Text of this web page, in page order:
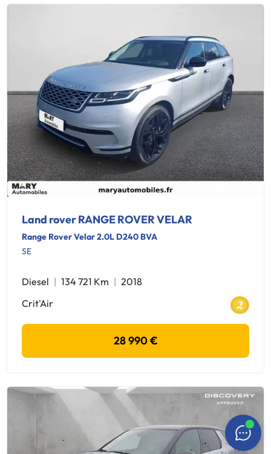
Land rover RANGE ROVER VELAR
Range Rover Velar 2.0L D240 BVA
SE
Diesel 134 721 Km
2018
Crit'Air
28 990 €